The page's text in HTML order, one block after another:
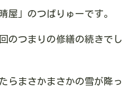
屋」のつばりゅーです。
のつまりの修繕の続きでし
らまさかまさかの雪が降っ